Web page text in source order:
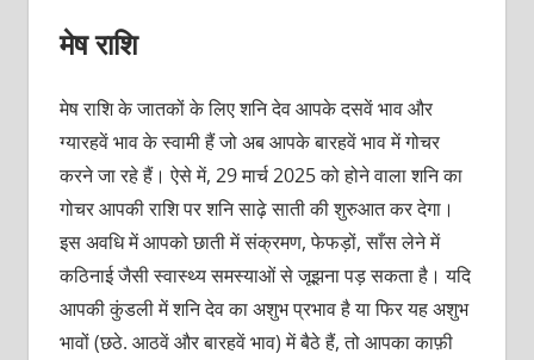
मेष राशि
मेष राशि के जातकों के लिए शनि देव आपके दसवें भाव और
ग्यारहवें भाव के स्वामी हैं जो अब आपके बारहवें भाव में गोचर
करने जा रहे हैं। ऐसे में, 29 मार्च 2025 को होने वाला शनि का
गोचर आपकी राशि पर शनि साढ़े साती की शुरुआत कर देगा।
इस अवधि में आपको छाती में संक्रमण, फेफड़ों, साँस लेने में
कठिनाई जैसी स्वास्थ्य समस्याओं से जूझना पड़ सकता है। यदि
आपकी कुंडली में शनि देव का अशुभ प्रभाव है या फिर यह अशुभ
भावों (छठे. आठवें और बारहवें भाव) में बैठे हैं, तो आपका काफ़ी